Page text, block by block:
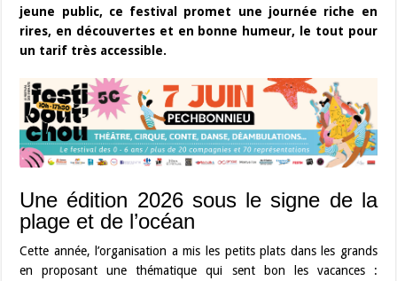
jeune public, ce festival promet une journée riche en
rires, en découvertes et en bonne humeur, le tout pour
un tarif très accessible.
Une édition 2026 sous le signe de la
plage et de l’océan
Cette année, l’organisation a mis les petits plats dans les grands
en proposant une thématique qui sent bon les vacances :